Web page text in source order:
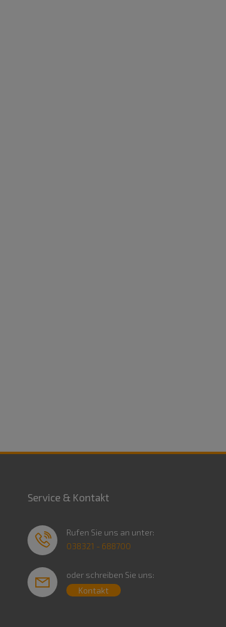
Service & Kontakt
Rufen Sie uns an unter:
038321 - 688700
oder schreiben Sie uns:
Kontakt